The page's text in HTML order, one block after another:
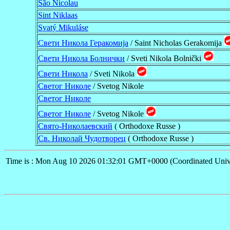
São Nicolau
Sint Niklaas
Svatý Mikuláse
Свети Никола Геракомија / Saint Nicholas Gerakomija
Свети Никола Болнички / Sveti Nikola Bolnički
Свети Никола / Sveti Nikola
Cветог Николе / Svetog Nikole
Светог Николе
Светог Николе / Svetog Nikole
Свято-Николаевский ( Orthodoxe Russe )
Св. Николай Чудотворец ( Orthodoxe Russe )
Time is : Mon Aug 10 2026 01:32:01 GMT+0000 (Coordinated